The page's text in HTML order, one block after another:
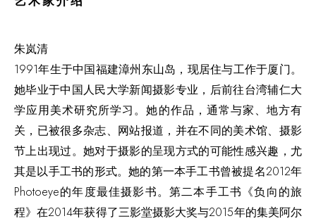
朱岚清
1991年生于中国福建漳州东山岛，现居住与工作于厦门。
她毕业于中国人民大学新闻摄影专业，后前往台湾辅仁大
学应用美术研究所学习。她的作品，通常与家、地方有
关，已被很多杂志、网站报道，并在不同的美术馆、摄影
节上出现过。她对于摄影的呈现方式的可能性感兴趣，尤
其是以手工书的形式。她的第一本手工书曾被提名2012年
Photoeye的年度最佳摄影书。第二本手工书《负向的旅
程》在2014年获得了三影堂摄影大奖与2015年的集美阿尔